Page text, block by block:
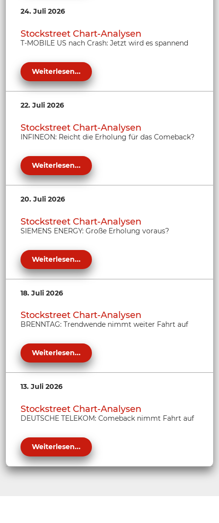
24. Juli 2026
Stockstreet Chart-Analysen
T-MOBILE US nach Crash: Jetzt wird es spannend
Weiterlesen...
22. Juli 2026
Stockstreet Chart-Analysen
INFINEON: Reicht die Erholung für das Comeback?
Weiterlesen...
20. Juli 2026
Stockstreet Chart-Analysen
SIEMENS ENERGY: Große Erholung voraus?
Weiterlesen...
18. Juli 2026
Stockstreet Chart-Analysen
BRENNTAG: Trendwende nimmt weiter Fahrt auf
Weiterlesen...
13. Juli 2026
Stockstreet Chart-Analysen
DEUTSCHE TELEKOM: Comeback nimmt Fahrt auf
Weiterlesen...